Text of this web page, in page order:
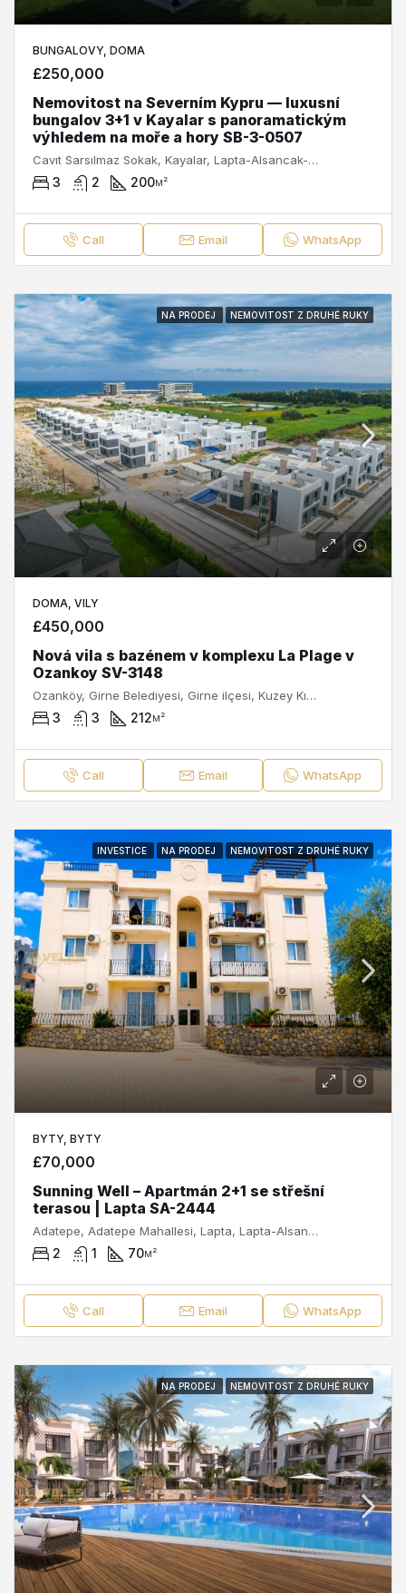
BUNGALOVY, DOMA
£250,000
Nemovitost na Severním Kypru — luxusní
bungalov 3+1 v Kayalar s panoramatickým
výhledem na moře a hory SB-3-0507
Cavıt Sarsılmaz Sokak, Kayalar, Lapta-Alsancak-Çamlıbel Belediyesi, Girne ilçesi, Kuzey Kıbrıs, 99440, Κύπρος - Kıbrıs
3 2 200м²
Call Email WhatsApp
NA PRODEJ NEMOVITOST Z DRUHÉ RUKY
DOMA, VILY
£450,000
Nová vila s bazénem v komplexu La Plage v
Ozankoy SV-3148
Ozanköy, Girne Belediyesi, Girne ilçesi, Kuzey Kıbrıs, 99320, Κύπρος - Kıbrıs
3 3 212м²
Call Email WhatsApp
INVESTICE NA PRODEJ NEMOVITOST Z DRUHÉ RUKY
BYTY, BYTY
£70,000
Sunning Well – Apartmán 2+1 se střešní
terasou | Lapta SA-2444
Adatepe, Adatepe Mahallesi, Lapta, Lapta-Alsancak-Çamlıbel Belediyesi, Girne ilçesi, Kuzey Kıbrıs, 99420, Κύπρος - Kıbrıs
2 1 70м²
Call Email WhatsApp
NA PRODEJ NEMOVITOST Z DRUHÉ RUKY